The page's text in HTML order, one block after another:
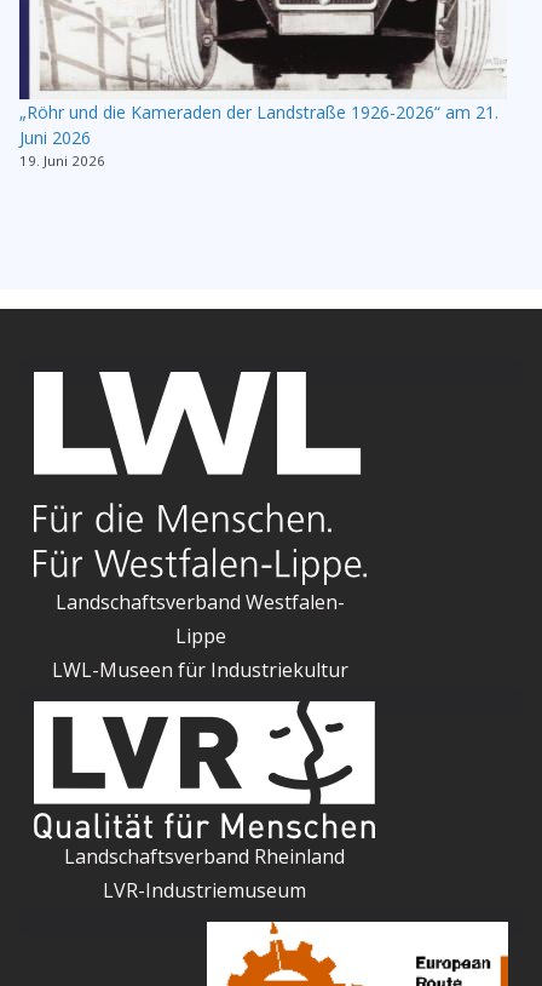
„Röhr und die Kameraden der Landstraße 1926-2026“ am 21.
Juni 2026
19. Juni 2026
Landschaftsverband Westfalen-
Lippe
LWL-Museen für Industriekultur
Landschaftsverband Rheinland
LVR-Industriemuseum